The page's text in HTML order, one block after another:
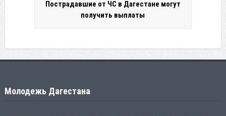
Пострадавшие от ЧС в Дагестане могут
получить выплаты
Молодежь Дагестана